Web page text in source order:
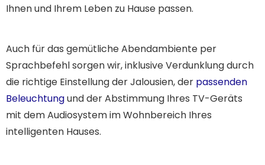
Ihnen und Ihrem Leben zu Hause passen.
Auch für das gemütliche Abendambiente per
Sprachbefehl sorgen wir, inklusive Verdunklung durch
die richtige Einstellung der Jalousien, der passenden
Beleuchtungund der Abstimmung Ihres TV-Geräts
mit dem Audiosystem im Wohnbereich Ihres
intelligenten Hauses.